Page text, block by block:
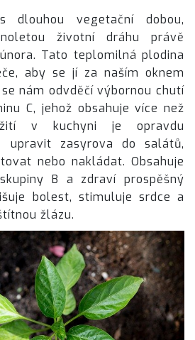
dlouhou vegetační dobou,
životní dráhu právě
Tato teplomilná plodina
aby se jí za naším oknem
nám odvděčí výbornou chutí
C, jehož obsahuje více než
v kuchyni je opravdu
upravit zasyrova do salátů,
nebo nakládat. Obsahuje
B a zdraví prospěšný
bolest, stimuluje srdce a
žlázu.